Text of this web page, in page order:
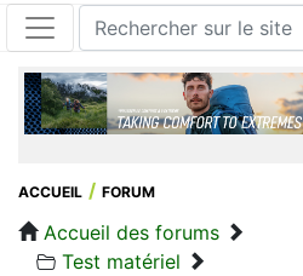
ACCUEIL FORUM
Accueil des forums
Test matériel